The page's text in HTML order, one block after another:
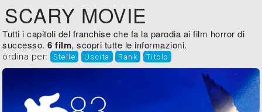
SCARY MOVIE
Tutti i capitoli del franchise che fa la parodia ai film horror di
successo.6 film, scopri tutte le informazioni.
ordina per: Stelle Uscita Rank Titolo